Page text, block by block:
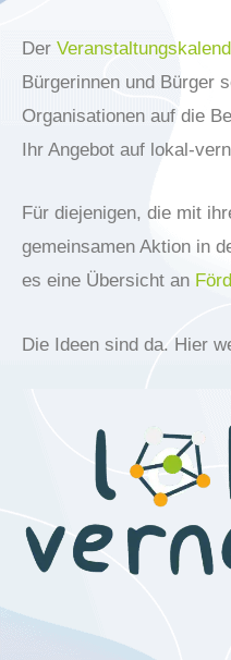
Der
Bürgerinnen und Bürger
Organisationen auf die
Ihr Angebot auf lokal-
Für diejenigen, die mit
gemeinsamen Aktion in
es eine Übersicht an
Die Ideen sind da. Hier